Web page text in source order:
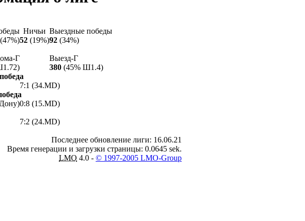
Ничьи Выездные победы
(47%)52 (19%)92 (34%)
Г
Выезд-Г
380 (45% Ш1.4)
7:1 (34.MD)
0:8 (15.MD)
7:2 (24.MD)
Последнее обновление лиги: 16.06.21
Время генерации и загрузки страницы: 0.0645 sek.
LMO 4.0 - © 1997-2005 LMO-Group